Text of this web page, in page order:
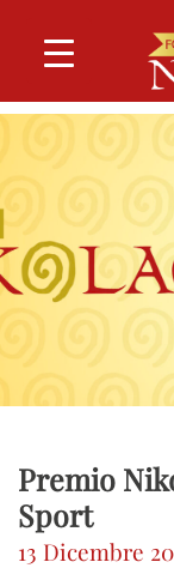
Premio
Sport
13 Dicembre